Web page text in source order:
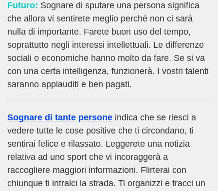
Futuro: Sognare di sputare una persona significa
che allora vi sentirete meglio perché non ci sarà
nulla di importante. Farete buon uso del tempo,
soprattutto negli interessi intellettuali. Le differenze
sociali o economiche hanno molto da fare. Se si va
con una certa intelligenza, funzionerà. I vostri talenti
saranno applauditi e ben pagati.
Sognare di tante persone indica che se riesci a
vedere tutte le cose positive che ti circondano, ti
sentirai felice e rilassato. Leggerete una notizia
relativa ad uno sport che vi incoraggerà a
raccogliere maggiori informazioni. Flirterai con
chiunque ti intralci la strada. Ti organizzi e tracci un